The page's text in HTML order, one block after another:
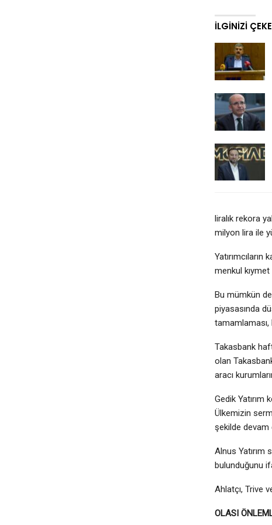
İLGINIZI
liralık rekora
milyon lira ile
menkul
Bu mümkün
piyasasında
tamamlaması,
Takasbank
olan
aracı
Gedik Yatırım
Ülkemizin
şekilde devam
Alnus Yatırım
bulunduğunu
Ahlatçı, Trive
OLASI